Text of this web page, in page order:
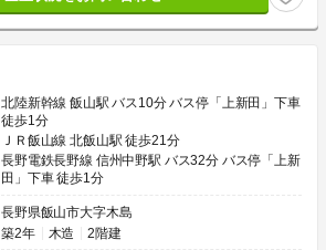
北陸新幹線 飯山駅 バス10分 バス停「上新田」下車
徒歩1分
ＪＲ飯山線 北飯山駅 徒歩21分
長野電鉄長野線 信州中野駅 バス32分 バス停「上新
田」下車 徒歩1分
長野県飯山市大字木島
築2年
木造 2階建